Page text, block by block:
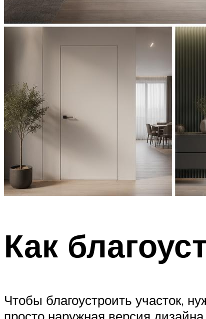
Как
Чтобы благоустроить участок,